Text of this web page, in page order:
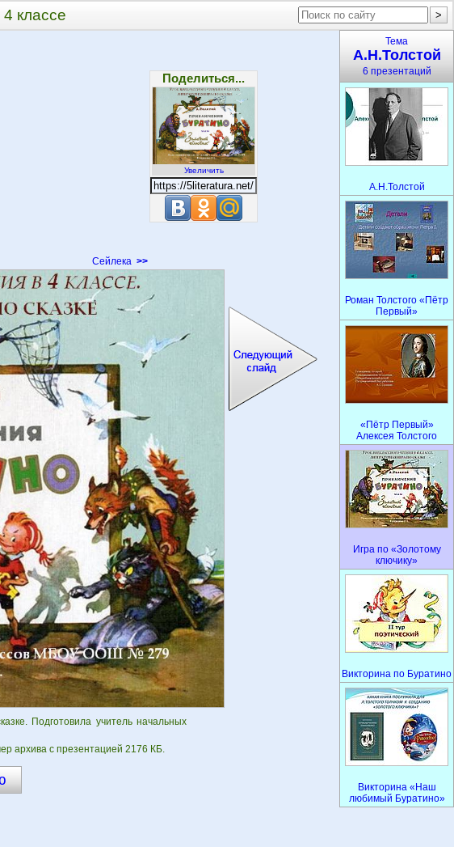
классе
Поделиться...
Увеличить
Сейлека >>
Подготовила учитель начальных
архива с презентацией 2176 КБ.
Тема
А.Н.Толстой
6 презентаций
А.Н.Толстой
Роман Толстого «Пётр
Первый»
«Пётр Первый»
Алексея Толстого
Игра по «Золотому
ключику»
Викторина по Буратино
Викторина «Наш
любимый Буратино»